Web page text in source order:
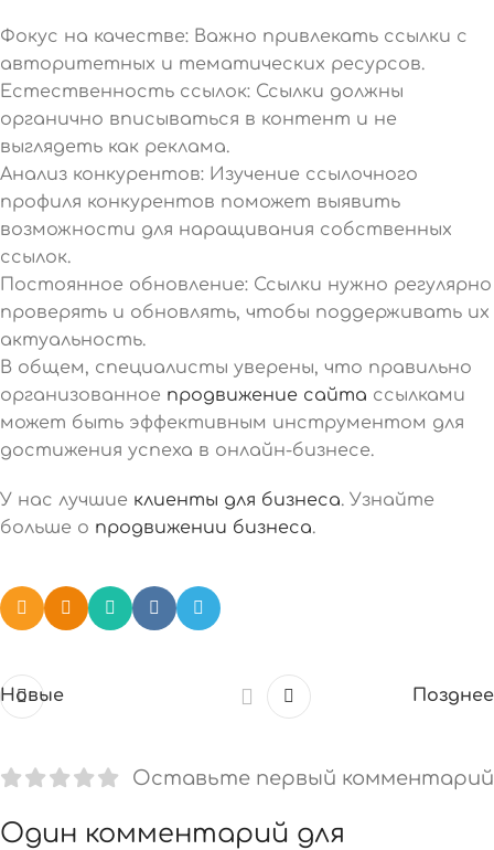
Фокус на качестве: Важно привлекать ссылки с
авторитетных и тематических ресурсов.
Естественность ссылок: Ссылки должны
органично вписываться в контент и не
выглядеть как реклама.
Анализ конкурентов: Изучение ссылочного
профиля конкурентов поможет выявить
возможности для наращивания собственных
ссылок.
Постоянное обновление: Ссылки нужно регулярно
проверять и обновлять, чтобы поддерживать их
актуальность.
В общем, специалисты уверены, что правильно
организованное продвижение сайта ссылками
может быть эффективным инструментом для
достижения успеха в онлайн-бизнесе.
У нас лучшие клиенты для бизнеса. Узнайте
больше о продвижении бизнеса.
Новые Позднее
Оставьте первый комментарий
Один комментарий для